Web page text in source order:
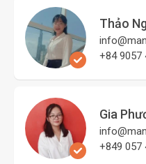
Thảo
+84 9057
Gia
+849 057